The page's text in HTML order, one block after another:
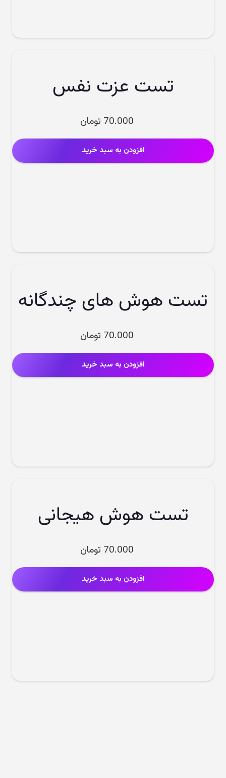
تست عزت نفس
70.000 تومان
افزودن به سبد خرید
تست هوش های چندگانه
70.000 تومان
افزودن به سبد خرید
تست هوش هیجانی
70.000 تومان
افزودن به سبد خرید